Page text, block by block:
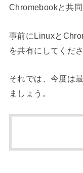
Chromebookと共同
事前にLinuxと
を共有にしてくださ
それでは、今度は
ましょう。